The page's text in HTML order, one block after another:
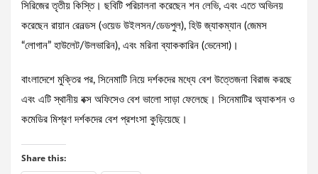
সিরিজের তৃতীয় কিস্তি। ছবিটি পরিচালনা করেছেন শন লেভি, এবং এতে অভিনয়
করেছেন রায়ান রেনল্ডস (ওয়েড উইলসন/ডেডপুল), হিউ জ্যাকম্যান (জেমস
“লোগান” হাউলেট/উলভারিন), এবং মরিনা ব্যাককারিন (ভেনেসা)।
বাংলাদেশে মুক্তির পর, সিনেমাটি নিয়ে দর্শকদের মধ্যে বেশ উত্তেজনা বিরাজ করছে
এবং এটি স্থানীয় বক্স অফিসেও বেশ ভালো সাড়া ফেলেছে। সিনেমাটির অ্যাকশন ও
কমেডির মিশ্রণ দর্শকদের বেশ প্রশংসা কুড়িয়েছে।
Share this: